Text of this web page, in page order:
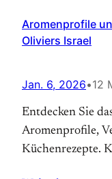
Aromenprofile
Oliviers Israel
Jan. 6, 2026•12
Entdecken Sie
Aromenprofile,
Küchenrezepte.